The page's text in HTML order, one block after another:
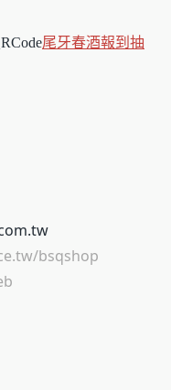
尾牙春酒報到 抽
bsqshop